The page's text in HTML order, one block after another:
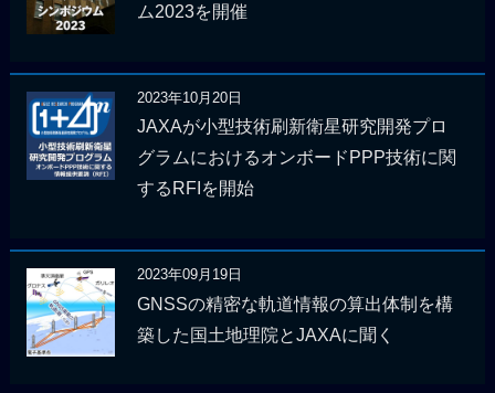
ム2023を開催
2023年10月20日
JAXAが小型技術刷新衛星研究開発プロ
グラムにおけるオンボードPPP技術に関
するRFIを開始
2023年09月19日
GNSSの精密な軌道情報の算出体制を構
築した国土地理院とJAXAに聞く